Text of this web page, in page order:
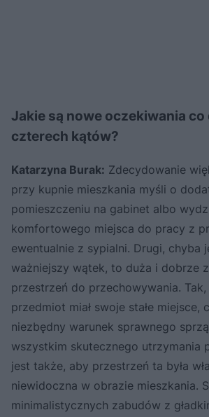
Jakie są nowe oczekiwania co
czterech kątów?
Katarzyna Burak: Zdecydowanie
przy kupnie mieszkania myśli o
pomieszczeniu na gabinet albo
komfortowego miejsca do pracy z
ewentualnie z sypialni. Drugi, chyba
ważniejszy wątek, to duża i dobrze
przestrzeń do przechowywania.
przedmiot miał swoje stałe miejsce,
niezbędny warunek sprawnego
wszystkim skutecznego utrzymania
jest także, aby przestrzeń ta była
niewidoczna w obrazie mieszkania.
minimalistycznych zabudów z